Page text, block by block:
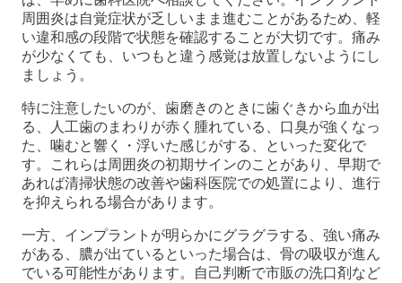
周囲炎は自覚症状が乏しいまま進むことがあるため、軽
い違和感の段階で状態を確認することが大切です。痛み
が少なくても、いつもと違う感覚は放置しないようにし
ましょう。
特に注意したいのが、歯磨きのときに歯ぐきから血が出
る、人工歯のまわりが赤く腫れている、口臭が強くなっ
た、噛むと響く・浮いた感じがする、といった変化で
す。これらは周囲炎の初期サインのことがあり、早期で
あれば清掃状態の改善や歯科医院での処置により、進行
を抑えられる場合があります。
一方、インプラントが明らかにグラグラする、強い痛み
がある、膿が出ているといった場合は、骨の吸収が進ん
でいる可能性があります。自己判断で市販の洗口剤など